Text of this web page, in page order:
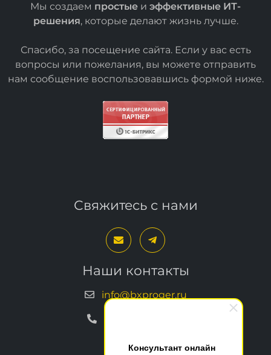
Консультант онлайн
Мы создаем простые и эффективные ИТ-
решения, которые делают жизнь лучше.
Спасибо, за посещение сайта. Если у вас есть
вопросы или пожелания, вы можете отправить
нам сообщение воспользовавшись формой ниже.
Свяжитесь с нами
Наши контакты
info@bxproger.ru